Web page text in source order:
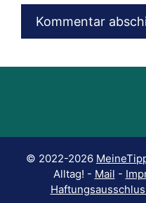
© 2022-2026
Alltag! - Mail -